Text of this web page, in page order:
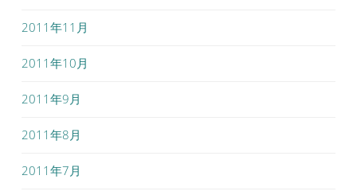
2011年11月
2011年10月
2011年9月
2011年8月
2011年7月